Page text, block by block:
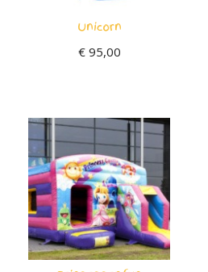
Unicorn
€95,00